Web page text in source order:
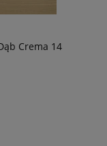
Crema 14